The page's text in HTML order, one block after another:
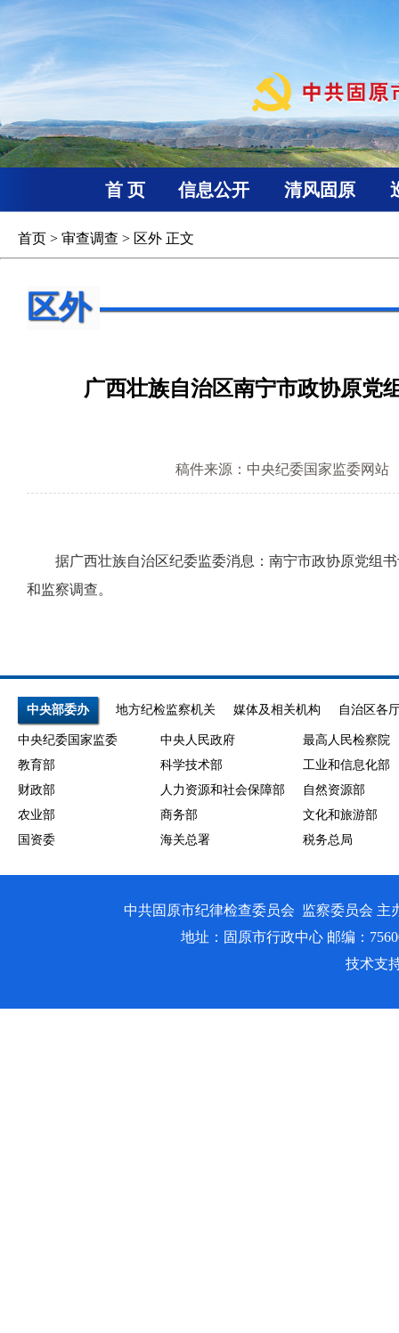
首 页 信息公开 清风固原
首页 > 审查调查 > 区外 正文
区外
广西壮族自治区南宁市政协原党
稿件来源：中央纪委国家监委网站
据广西壮族自治区纪委监委消息：南宁市政协原党组书
和监察调查。
中央部委办 地方纪检监察机关 媒体及相关机构 自治区各
中央纪委国家监委 中央人民政府
最高人民检察院
教育部
科学技术部
工业和信息化部
财政部
人力资源和社会保障部
自然资源部
农业部
商务部
文化和旅游部
国资委
海关总署 税务总局
中共固原市纪律检查委员会 监察委员会
地址：固原市行政中心 邮编：
技术支